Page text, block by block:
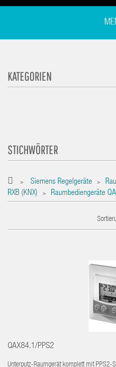
KATEGORIEN
STICHWÖRTER
> Siemens Regelgeräte >
RXB (KNX)
> Raumbediengeräte
QAX84.1/PPS2
Unterputz-Raumgerät komplett mit PPS2-